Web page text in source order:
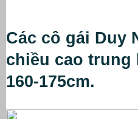
Các cô gái Duy
chiều cao trung
160-175cm.